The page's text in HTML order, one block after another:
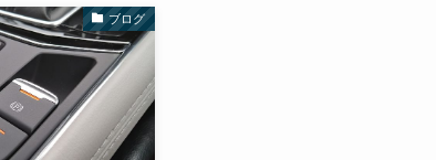
ブログ